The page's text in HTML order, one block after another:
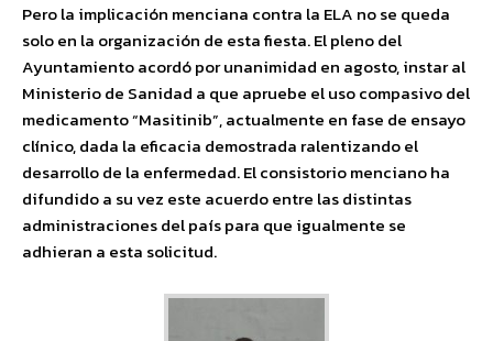
Pero la implicación menciana contra la ELA no se queda
solo en la organización de esta fiesta. El pleno del
Ayuntamiento acordó por unanimidad en agosto, instar al
Ministerio de Sanidad a que apruebe el uso compasivo del
medicamento “Masitinib”, actualmente en fase de ensayo
clínico, dada la eficacia demostrada ralentizando el
desarrollo de la enfermedad. El consistorio menciano ha
difundido a su vez este acuerdo entre las distintas
administraciones del país para que igualmente se
adhieran a esta solicitud.